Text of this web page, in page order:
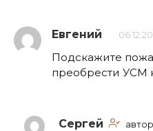
Евгений
Подскажите
преобрести УСМ
Сергей автор